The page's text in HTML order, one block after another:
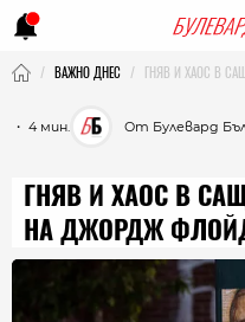
ВАЖНО ДНЕС ГНЯВ И ХАОС В
・ 4 мин. От Булевард
ГНЯВ И ХАОС В
НА ДЖОРДЖ
ВИЖ СНИМКИТЕ